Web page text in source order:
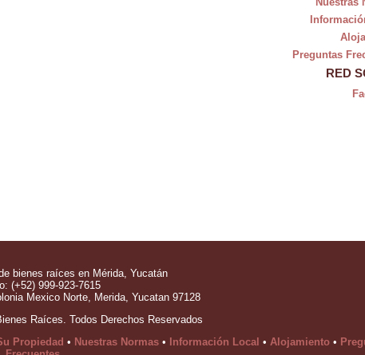
Preguntas
RED
bienes raíces en Mérida, Yucatán
(+52) 999-923-7615
Mexico Norte, Merida, Yucatan 97128
Raíces. Todos Derechos Reservados
Propiedad • Nuestras Normas • Información Local • Alojamiento •